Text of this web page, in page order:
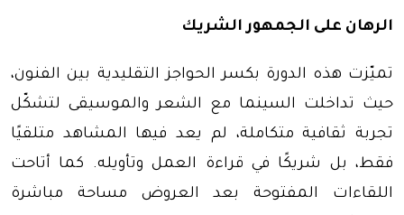
الرهان على الجمهور الشريك
تميّزت هذه الدورة بكسر الحواجز التقليدية بين الفنون،
حيث تداخلت السينما مع الشعر والموسيقى لتشكّل
تجربة ثقافية متكاملة، لم يعد فيها المشاهد متلقيًا
فقط، بل شريكًا في قراءة العمل وتأويله. كما أتاحت
اللقاءات المفتوحة بعد العروض مساحة مباشرة